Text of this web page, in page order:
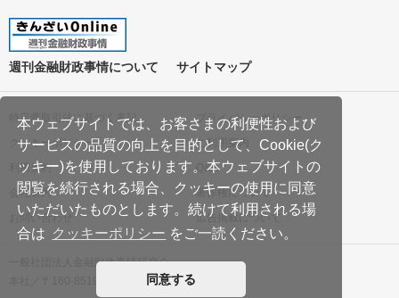
本ウェブサイトでは、お客さまの利便性および
サービスの品質の向上を目的として、Cookie(ク
ッキー)を使用しております。本ウェブサイトの
閲覧を続行される場合、クッキーの使用に同意
いただいたものとします。続けて利用される場
合は クッキーポリシー をご一読ください。
同意する
週刊金融財政事情について サイトマップ
特定商取引法に基づく表記
プライバシーポリシー
クッキーポリシー
ご利用案内
利用規約
Q&A
会社案内
著作権について
お問い合わせ
広告掲載について
一般社団法人金融財政事情研究会
本社／〒160-8519 東京都新宿区南元町19